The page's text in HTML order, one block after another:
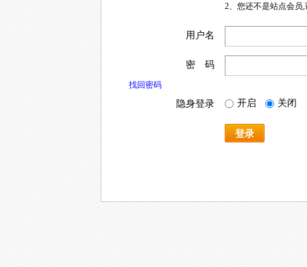
2、您还不是站点会员
用户名
密 码
找回密码
隐身登录 开启 关闭
登录